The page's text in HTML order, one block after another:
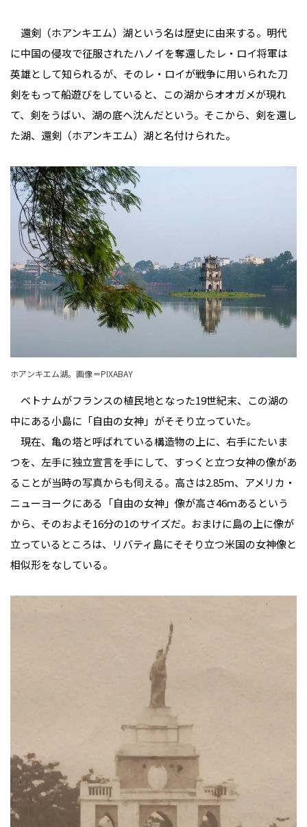
還剣（ホアンキエム）湖という名は歴史に由来する。明代
に中国の侵攻で征服されたハノイを奪還したレ・ロイ将軍は
英雄として知られるが、そのレ・ロイが戦争に用いられた刀
剣をもって船遊びをしていると、この湖からオオガメが現れ
て、剣をうばい、湖の底へ沈んだという。そこから、剣を還し
た湖、還剣（ホアンキエム）湖と名付けられた。
ホアンキエム湖。画像＝PIXABAY
ベトナムがフランスの植民地となった19世紀末、この湖の
中にある小島に「自由の女神」がそそり立っていた。
現在、亀の塔と呼ばれている構造物の上に、右手にたいま
つを、左手に独立宣言を手にして、すっくと立つ女神の像があ
ることが当時の写真からも伺える。高さは2.85ｍ、アメリカ・
ニューヨークにある「自由の女神」像が高さ46ｍあるという
から、そのおよそ16分の1のサイズだ。おまけに島の上に像が
立っているところは、リバティ島にそそり立つ米国の女神像と
相似形をなしている。